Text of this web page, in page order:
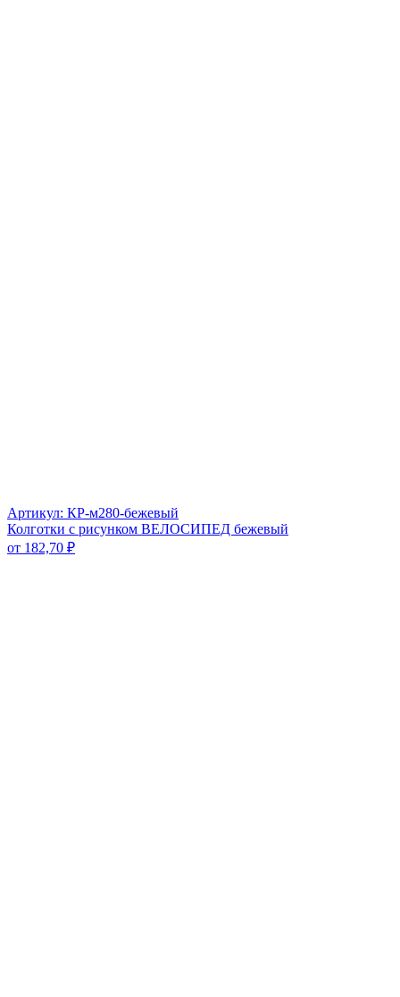
Артикул: КР-м280-бежевый
Колготки с рисунком ВЕЛОСИПЕД бежевый
от 182,70 ₽